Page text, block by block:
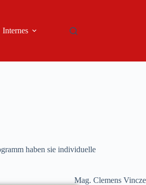
Internes
haben sie individuelle
Mag. Clemens Vincze